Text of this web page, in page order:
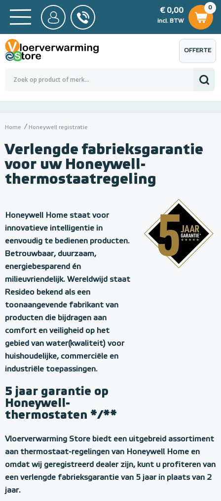
BTW
0,00
0
€ 0,00
incl. BTW
€ 0,00
OFFERTE
AANVRAGEN
Home Honeywell registratie
Verlengde fabrieksgarantie
voor uw Honeywell-
thermostaatregeling
Honeywell Home staat voor
innovatieve intelligentie in
eenvoudig te bedienen producten.
Betrouwbaar, duurzaam,
energiebesparend én
milieuvriendelijk. Wereldwijd staat
Resideo bekend als een
toonaangevende fabrikant van
producten die bijdragen aan
comfort en veiligheid op het
gebied van water(kwaliteit) voor
huishoudelijke, commerciële en
industriële toepassingen.
5 jaar garantie op
Honeywell-
thermostaten */**
F
a
b
r
Vloerverwarming Store biedt een uitgebreid assortiment
aan thermostaat-regelingen van Honeywell Home en
omdat wij geregistreerd dealer zijn, kunt u profiteren van
een verlengde fabrieksgarantie van 5 jaar in plaats van 2
jaar.